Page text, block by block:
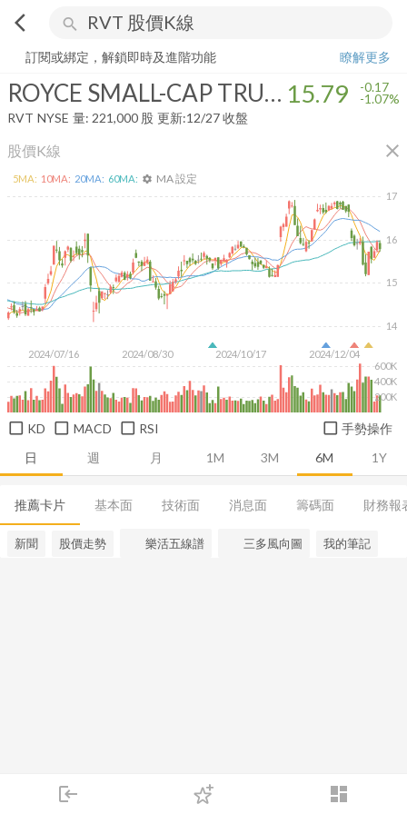
arrow_back_ios search
login dashboard
下單
ROYCE SMALL-CAP TRUST INC
訂閱或綁定，解鎖即時及進階功能
瞭解更多
ROYCE SMALL-CAP TRUST INC 15.79 -0.17
-1.07%
RVT NYSE 量: 221,000 股 更新:12/27 收盤
股價K線 close
日 週 月 1M 3M 6M 1Y
2024/07/16 2024/08/30 2024/10/17 2024/12/04
14
15
16
17
200K
400K
600K
5MA: 10MA: 20MA: 60MA: settings MA 設定
KD MACD RSI 手勢操作
推薦卡片 基本面 技術面 消息面 籌碼面 財務報
新聞 股價走勢 樂活五線譜 三多風向圖 我的筆記